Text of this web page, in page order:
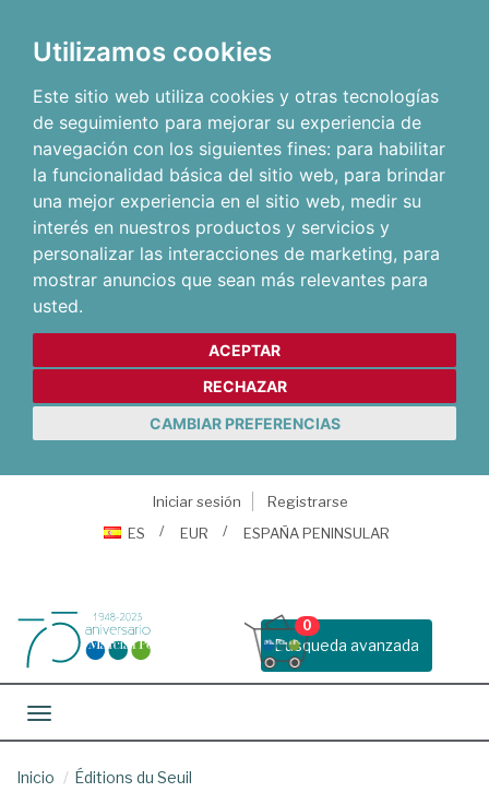
Utilizamos cookies
Este sitio web utiliza cookies y otras tecnologías
de seguimiento para mejorar su experiencia de
navegación con los siguientes fines: para habilitar
la funcionalidad básica del sitio web, para brindar
una mejor experiencia en el sitio web, medir su
interés en nuestros productos y servicios y
personalizar las interacciones de marketing, para
mostrar anuncios que sean más relevantes para
usted.
ACEPTAR
RECHAZAR
CAMBIAR PREFERENCIAS
Iniciar sesión
Registrarse
ES
EUR ESPAÑA PENINSULAR
Busqueda avanzada
0
Toggle navigation
Inicio Éditions du Seuil